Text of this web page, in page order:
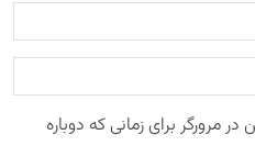
مرورگر برای زمانی که دوباره